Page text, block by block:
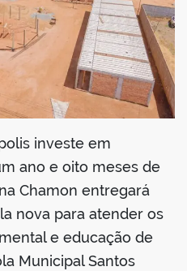
investe em
ano e oito meses de
Chamon entregará
nova para atender os
e educação de
Municipal Santos